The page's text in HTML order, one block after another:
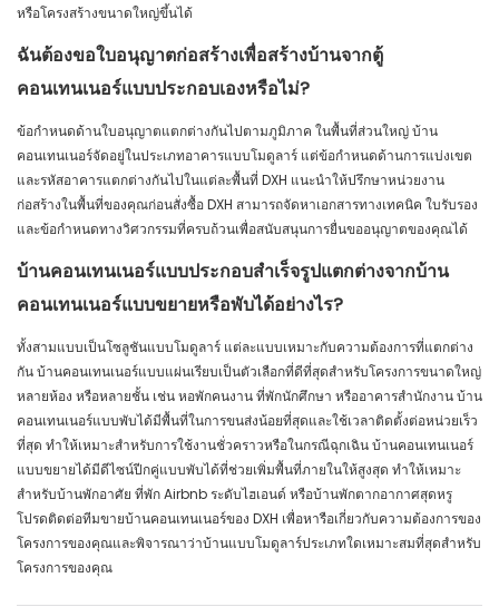
หรือโครงสร้างขนาดใหญ่ขึ้นได้
ฉันต้องขอใบอนุญาตก่อสร้างเพื่อสร้างบ้านจากตู้
คอนเทนเนอร์แบบประกอบเองหรือไม่?
ข้อกำหนดด้านใบอนุญาตแตกต่างกันไปตามภูมิภาค ในพื้นที่ส่วนใหญ่ บ้าน
คอนเทนเนอร์จัดอยู่ในประเภทอาคารแบบโมดูลาร์ แต่ข้อกำหนดด้านการแบ่งเขต
และรหัสอาคารแตกต่างกันไปในแต่ละพื้นที่ DXH แนะนำให้ปรึกษาหน่วยงาน
ก่อสร้างในพื้นที่ของคุณก่อนสั่งซื้อ DXH สามารถจัดหาเอกสารทางเทคนิค ใบรับรอง
และข้อกำหนดทางวิศวกรรมที่ครบถ้วนเพื่อสนับสนุนการยื่นขออนุญาตของคุณได้
บ้านคอนเทนเนอร์แบบประกอบสำเร็จรูปแตกต่างจากบ้าน
คอนเทนเนอร์แบบขยายหรือพับได้อย่างไร?
ทั้งสามแบบเป็นโซลูชันแบบโมดูลาร์ แต่ละแบบเหมาะกับความต้องการที่แตกต่าง
กัน บ้านคอนเทนเนอร์แบบแผ่นเรียบเป็นตัวเลือกที่ดีที่สุดสำหรับโครงการขนาดใหญ่
หลายห้อง หรือหลายชั้น เช่น หอพักคนงาน ที่พักนักศึกษา หรืออาคารสำนักงาน บ้าน
คอนเทนเนอร์แบบพับได้มีพื้นที่ในการขนส่งน้อยที่สุดและใช้เวลาติดตั้งต่อหน่วยเร็ว
ที่สุด ทำให้เหมาะสำหรับการใช้งานชั่วคราวหรือในกรณีฉุกเฉิน บ้านคอนเทนเนอร์
แบบขยายได้มีดีไซน์ปีกคู่แบบพับได้ที่ช่วยเพิ่มพื้นที่ภายในให้สูงสุด ทำให้เหมาะ
สำหรับบ้านพักอาศัย ที่พัก Airbnb ระดับไฮเอนด์ หรือบ้านพักตากอากาศสุดหรู
โปรดติดต่อทีมขายบ้านคอนเทนเนอร์ของ DXH เพื่อหารือเกี่ยวกับความต้องการของ
โครงการของคุณและพิจารณาว่าบ้านแบบโมดูลาร์ประเภทใดเหมาะสมที่สุดสำหรับ
โครงการของคุณ